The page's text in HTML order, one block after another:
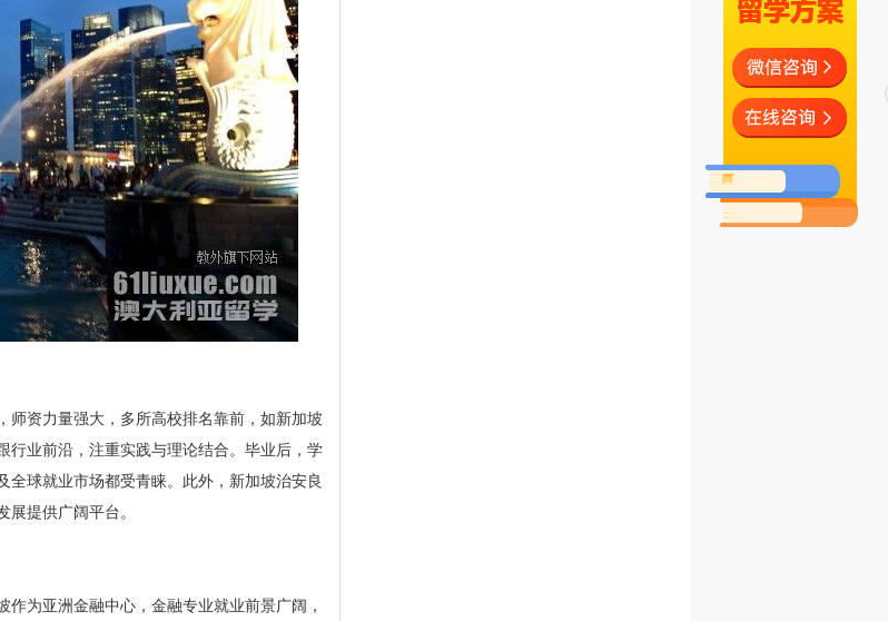
师资力量强大，多所高校排名靠前，如新加坡
行业前沿，注重实践与理论结合。毕业后，学
球就业市场都受青睐。此外，新加坡治安良
提供广阔平台。
为亚洲金融中心，金融专业就业前景广阔，